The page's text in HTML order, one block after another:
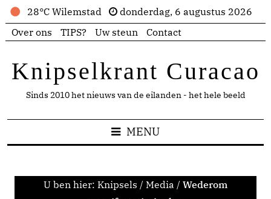
28°C Wilemstad
donderdag, 6 augustus 2026
Over ons
TIPS? Uw steun Contact
Knipselkrant Curacao
Sinds 2010 het nieuws van de eilanden - het hele beeld
MENU
U ben hier: Knipsels / Media / Wederom